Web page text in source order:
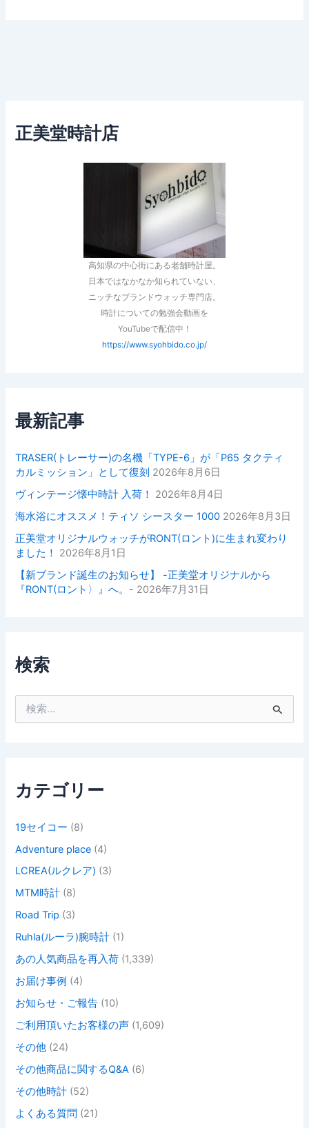
正美堂時計店
高知県の中心街にある老舗時計屋。
日本ではなかなか知られていない、
ニッチなブランドウォッチ専門店。
時計についての勉強会動画を
YouTubeで配信中！
https://www.syohbido.co.jp/
最新記事
TRASER(トレーサー)の名機「TYPE-6」が「P65 タクティ
カルミッション」として復刻 2026年8月6日
ヴィンテージ懐中時計 入荷！
2026年8月4日
海水浴にオススメ！ティソ シースター 1000 2026年8月3日
正美堂オリジナルウォッチがRONT(ロント)に生まれ変わり
ました！
2026年8月1日
【新ブランド誕生のお知らせ】 -正美堂オリジナルから
『RONT(ロント〉』へ。- 2026年7月31日
検索
カテゴリー
19セイコー (8)
Adventure place (4)
LCREA(ルクレア) (3)
MTM時計 (8)
Road Trip (3)
Ruhla(ルーラ)腕時計 (1)
あの人気商品を再入荷 (1,339)
お届け事例 (4)
お知らせ・ご報告 (10)
ご利用頂いたお客様の声 (1,609)
その他 (24)
その他商品に関するQ&A (6)
その他時計 (52)
よくある質問 (21)